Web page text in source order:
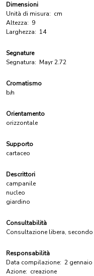
Dimensioni
Unità di misura: cm
Altezza: 9
Larghezza: 14
Segnature
Segnatura: Mayr 2.72
Cromatismo
b/n
Orientamento
orizzontale
Supporto
cartaceo
Descrittori
campanile
nucleo
giardino
Consultabilità
Consultazione libera,
Responsabilità
Data compilazione: 2 gennaio
Azione: creazione